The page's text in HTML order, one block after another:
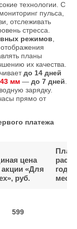
технологии. С
пульса,
отслеживать
стресса.
режимов,
планы
их качества.
до 14 дней
43 мм — до 7 дней.
зарядку.
прямо от
платежа
цена
акции «Для
руб.
мес
599